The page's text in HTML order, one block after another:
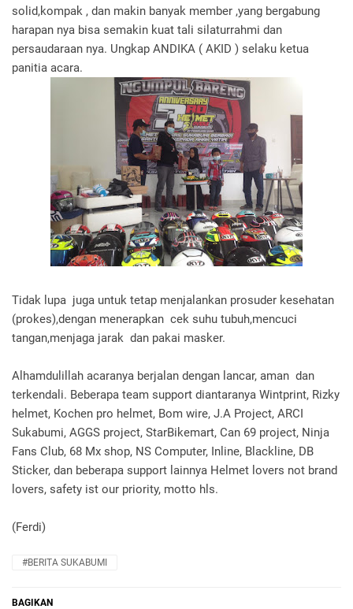
solid,kompak , dan makin banyak member ,yang bergabung
harapan nya bisa semakin kuat tali silaturrahmi dan
persaudaraan nya. Ungkap ANDIKA ( AKID ) selaku ketua
panitia acara.
Tidak lupa juga untuk tetap menjalankan prosuder kesehatan
(prokes),dengan menerapkan cek suhu tubuh,mencuci
tangan,menjaga jarak dan pakai masker.
Alhamdulillah acaranya berjalan dengan lancar, aman dan
terkendali. Beberapa team support diantaranya Wintprint, Rizky
helmet, Kochen pro helmet, Bom wire, J.A Project, ARCI
Sukabumi, AGGS project, StarBikemart, Can 69 project, Ninja
Fans Club, 68 Mx shop, NS Computer, Inline, Blackline, DB
Sticker, dan beberapa support lainnya Helmet lovers not brand
lovers, safety ist our priority, motto hls.
(Ferdi)
#BERITA SUKABUMI
BAGIKAN